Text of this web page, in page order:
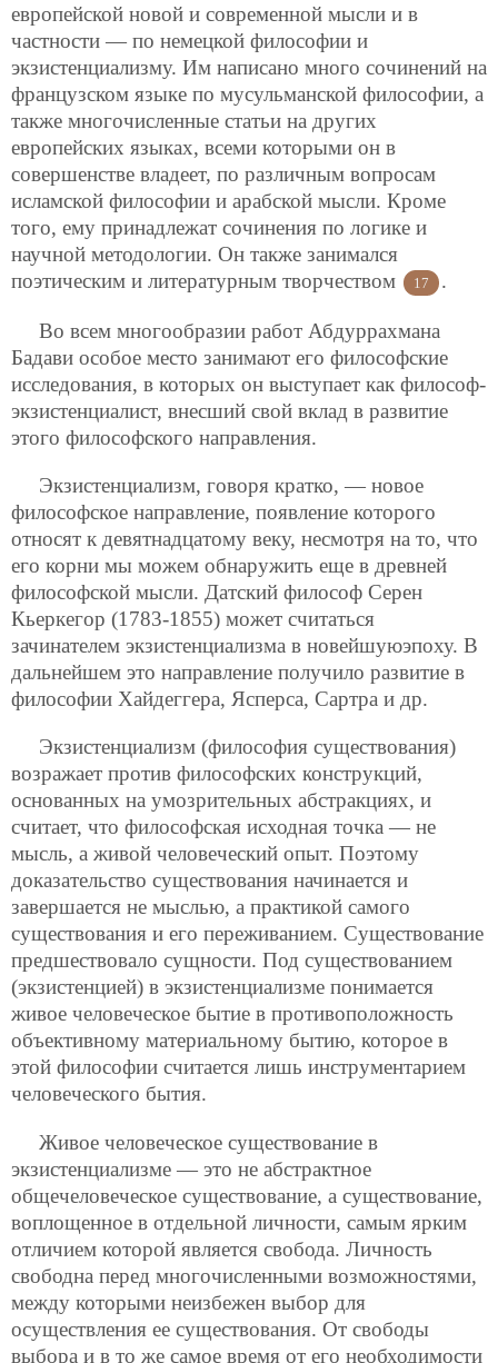
европейской новой и современной мысли и в
частности — по немецкой философии и
экзистенциализму. Им написано много сочинений на
французском языке по мусульманской философии, а
также многочисленные статьи на других
европейских языках, всеми которыми он в
совершенстве владеет, по различным вопросам
исламской философии и арабской мысли. Кроме
того, ему принадлежат сочинения по логике и
научной методологии. Он также занимался
поэтическим и литературным творчеством
17 .
Во всем многообразии работ Абдуррахмана
Бадави особое место занимают его философские
исследования, в которых он выступает как философ-
экзистенциалист, внесший свой вклад в развитие
этого философского направления.
Экзистенциализм, говоря кратко, — новое
философское направление, появление которого
относят к девятнадцатому веку, несмотря на то, что
его корни мы можем обнаружить еще в древней
философской мысли. Датский философ Серен
Кьеркегор (1783-1855) может считаться
зачинателем экзистенциализма в новейшуюэпоху. В
дальнейшем это направление получило развитие в
философии Хайдеггера, Ясперса, Сартра и др.
Экзистенциализм (философия существования)
возражает против философских конструкций,
основанных на умозрительных абстракциях, и
считает, что философская исходная точка — не
мысль, а живой человеческий опыт. Поэтому
доказательство существования начинается и
завершается не мыслью, а практикой самого
существования и его переживанием. Существование
предшествовало сущности. Под существованием
(экзистенцией) в экзистенциализме понимается
живое человеческое бытие в противоположность
объективному материальному бытию, которое в
этой философии считается лишь инструментарием
человеческого бытия.
Живое человеческое существование в
экзистенциализме — это не абстрактное
общечеловеческое существование, а существование,
воплощенное в отдельной личности, самым ярким
отличием которой является свобода. Личность
свободна перед многочисленными возможностями,
между которыми неизбежен выбор для
осуществления ее существования. От свободы
выбора и в то же самое время от его необходимости